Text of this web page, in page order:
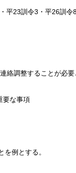
平23訓令3・平26訓
絡調整することが必
要な事項
例とする。